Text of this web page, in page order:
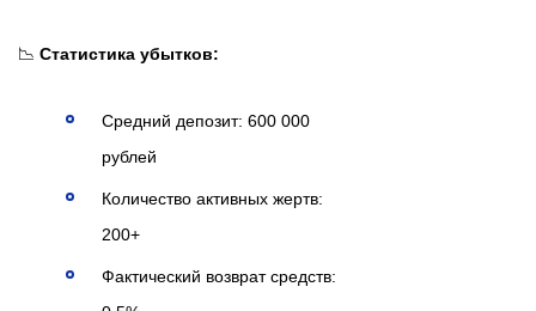
📉 Статистика убытков:
Средний депозит: 600 000
рублей
Количество активных жертв:
200+
Фактический возврат средств: